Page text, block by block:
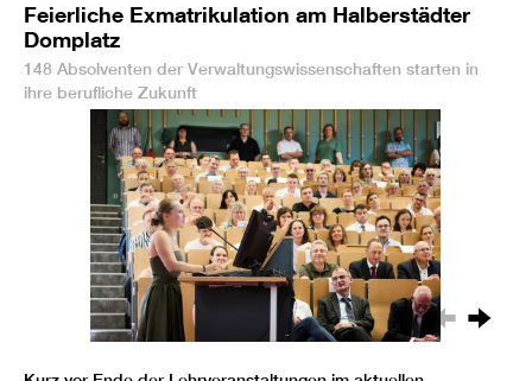
Feierliche Exmatrikulation am Halberstädter
Domplatz
148 Absolventen der Verwaltungswissenschaften starten in
ihre berufliche Zukunft